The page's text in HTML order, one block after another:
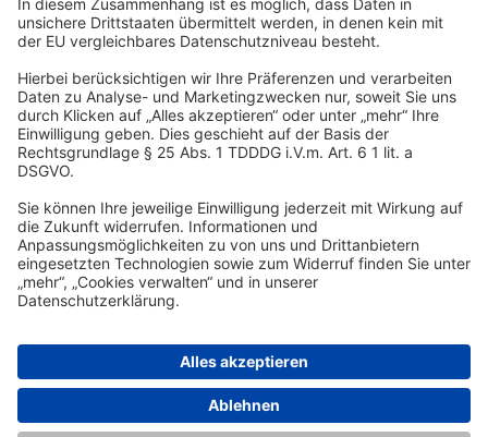
D-20457 Hamburg
Fax: +49 40 300 322 109
kontakt@dsr-hotelholding.de
© 2026 DSR Hotel Holding GmbH
DATENSCHUTZ IMPRESSUM